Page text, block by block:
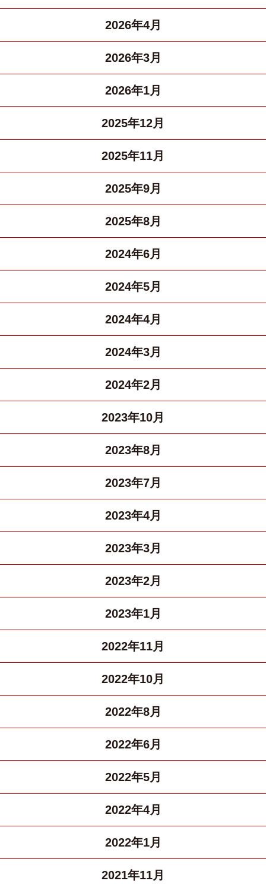
2026年4月
2026年3月
2026年1月
2025年12月
2025年11月
2025年9月
2025年8月
2024年6月
2024年5月
2024年4月
2024年3月
2024年2月
2023年10月
2023年8月
2023年7月
2023年4月
2023年3月
2023年2月
2023年1月
2022年11月
2022年10月
2022年8月
2022年6月
2022年5月
2022年4月
2022年1月
2021年11月